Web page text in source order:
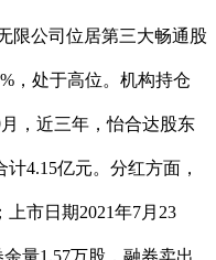
公司位居第三大畅通股
，处于高位。机构持仓
，近三年，怡合达股东
4.15亿元。分红方面，
上市日期2021年7月23